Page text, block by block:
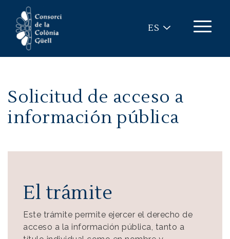
ES
Solicitud de acceso a
información pública
El trámite
Este trámite permite ejercer el derecho de
acceso a la información pública, tanto a